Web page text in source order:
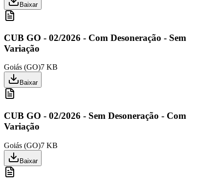
Baixar
CUB GO - 02/2026 - Com Desoneração - Sem
Variação
Goiás (GO)7 KB
Baixar
CUB GO - 02/2026 - Sem Desoneração - Com
Variação
Goiás (GO)7 KB
Baixar